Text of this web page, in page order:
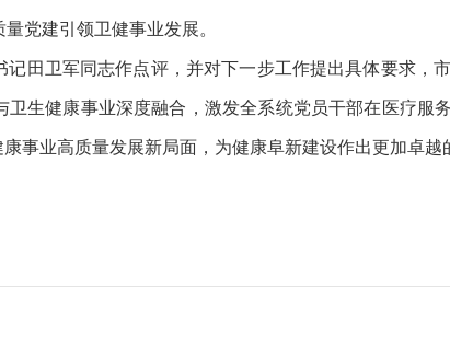
党建引领卫健事业发展。
卫军同志作点评，并对下一步工作提出具体要求，
生健康事业深度融合，激发全系统党员干部在医疗服
事业高质量发展新局面，为健康阜新建设作出更加卓越